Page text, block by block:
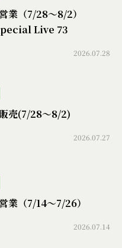
業（7/28〜8/2）
Live 73
2026.07.28
売(7/28〜8/2)
2026.07.27
業（7/14〜7/26）
2026.07.14